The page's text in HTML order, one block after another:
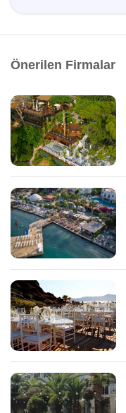
Önerilen Firmalar